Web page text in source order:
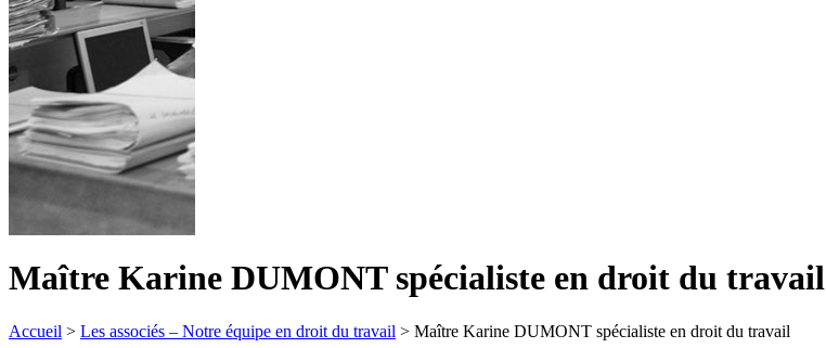
Maître Karine DUMONT spécialiste en droit du travail
Accueil > Les associés – Notre équipe en droit du travail > Maître Karine DUMONT spécialiste en droit du travail